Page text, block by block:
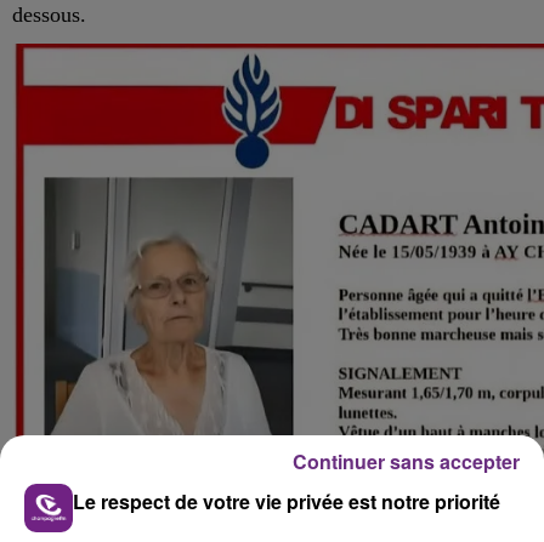
dessous.
Le respect de votre vie privée est notre priorité
Continuer sans accepter